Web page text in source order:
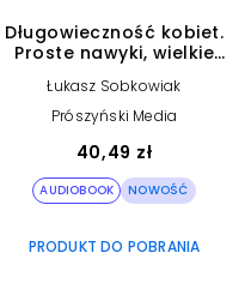
Długowieczność kobiet.
Proste nawyki, wielkie
Łukasz Sobkowiak
Prószyński Media
40,49 zł
AUDIOBOOK NOWOŚĆ
PRODUKT DO POBRANIA